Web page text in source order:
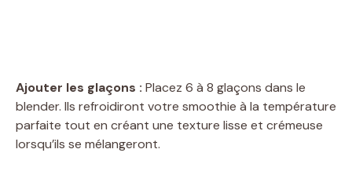
Ajouter les glaçons : Placez 6 à 8 glaçons dans le
blender. Ils refroidiront votre smoothie à la température
parfaite tout en créant une texture lisse et crémeuse
lorsqu’ils se mélangeront.